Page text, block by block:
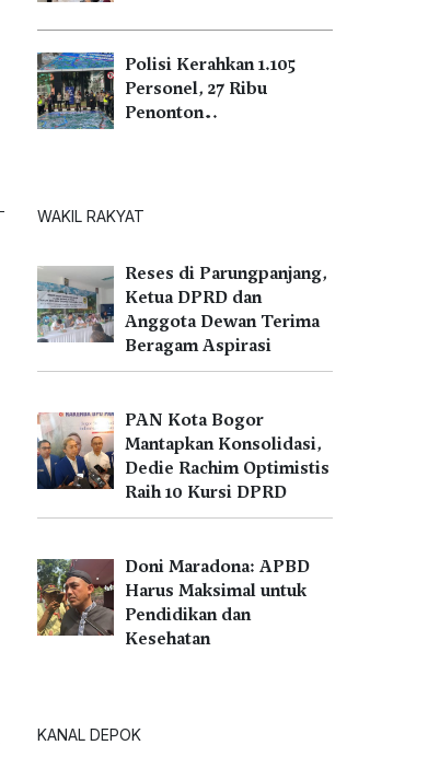
Polisi Kerahkan 1.105
Personel, 27 Ribu
Penonton…
WAKIL RAKYAT
Reses di Parungpanjang,
Ketua DPRD dan
Anggota Dewan Terima
Beragam Aspirasi
PAN Kota Bogor
Mantapkan Konsolidasi,
Dedie Rachim Optimistis
Raih 10 Kursi DPRD
Doni Maradona: APBD
Harus Maksimal untuk
Pendidikan dan
Kesehatan
KANAL DEPOK